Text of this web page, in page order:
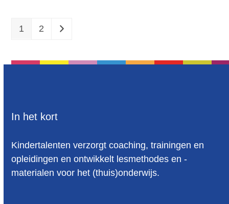
1 2
In het kort
Kindertalenten verzorgt coaching, trainingen en
opleidingen en ontwikkelt lesmethodes en -
materialen voor het (thuis)onderwijs.